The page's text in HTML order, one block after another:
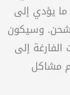
يؤدي إلى
وسيكون
الفارغة إلى
مشاكل